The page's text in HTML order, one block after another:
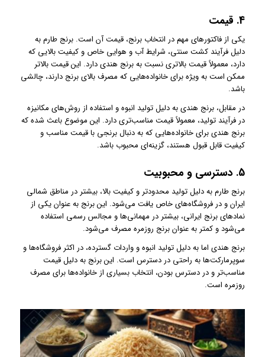
4. قیمت
یکی از فاکتورهای مهم در انتخاب برنج، قیمت آن است. برنج طارم به
دلیل فرآیند کشت سنتی، شرایط آب و هوایی خاص و کیفیت بالایی که
دارد، معمولاً قیمت بالاتری نسبت به برنج هندی دارد. این قیمت بالاتر
ممکن است به ویژه برای خانواده‌هایی که مصرف بالای برنج دارند، چالشی
باشد.
در مقابل، برنج هندی به دلیل تولید انبوه و استفاده از روش‌های مکانیزه
در فرآیند تولید، معمولاً قیمت مناسب‌تری دارد. این موضوع باعث شده که
برنج هندی برای خانواده‌هایی که به دنبال برنجی با قیمت مناسب و
کیفیت قابل قبول هستند، گزینه‌ای محبوب باشد.
5. دسترسی و محبوبیت
برنج طارم به دلیل تولید محدودتر و کیفیت بالا، بیشتر در مناطق شمالی
ایران و در فروشگاه‌های خاص یافت می‌شود. این برنج به عنوان یکی از
نمادهای برنج ایرانی، بیشتر در مهمانی‌ها و مجالس رسمی استفاده
می‌شود و کمتر به عنوان برنج روزمره مصرف می‌شود.
برنج هندی اما به دلیل تولید انبوه و واردات گسترده، در اکثر فروشگاه‌ها و
سوپرمارکت‌ها به راحتی در دسترس است. این برنج به دلیل قیمت
مناسب‌تر و در دسترس بودن، انتخاب بسیاری از خانواده‌ها برای مصرف
روزمره است.